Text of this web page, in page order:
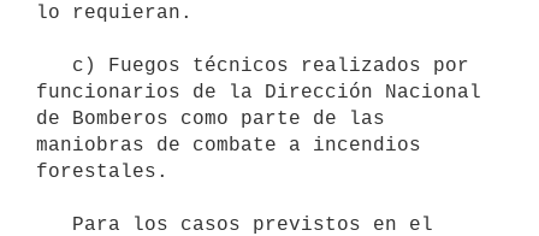
lo requieran.
funcionarios de la Dirección Nacional
de Bomberos como parte de las
maniobras de combate a incendios
forestales.